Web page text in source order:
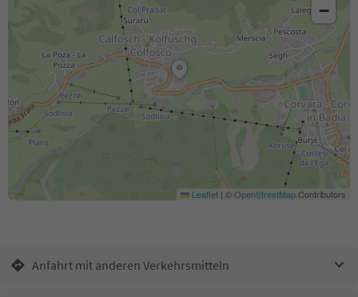
−
Leaflet | ©OpenStreetMapContributors
Anfahrt mit anderen Verkehrsmitteln